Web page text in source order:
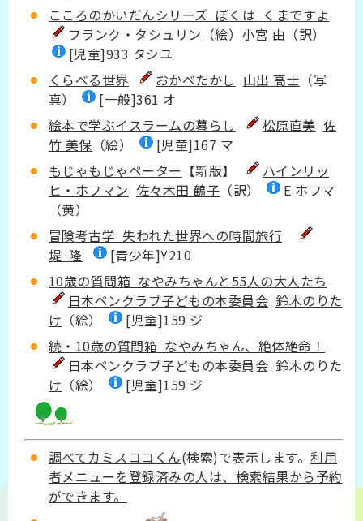
こころのかいだんシリーズ ぼくは くまですよ
フランク・タシュリン （絵） 小宮 由 （訳）
[児童]933 タシユ
くらべる世界
おかべたかし 山出 高士 （写
真）
[一般]361 オ
絵本で学ぶイスラームの暮らし
松原直美 佐
竹 美保 （絵）
[児童]167 マ
もじゃもじゃペーター 【新版】
ハインリッ
ヒ・ホフマン 佐々木田 鶴子 （訳）
E ホフマ
（黄）
冒険考古学 失われた世界への時間旅行
堤 隆
[青少年]Y210
10歳の質問箱 なやみちゃんと55人の大人たち
日本ペンクラブ子どもの本委員会 鈴木のりた
け （絵）
[児童]159 ジ
続・10歳の質問箱 なやみちゃん、絶体絶命！
日本ペンクラブ子どもの本委員会 鈴木のりた
け （絵） [児童]159 ジ
調べてカミスココくん(検索)で表示します。利用
者メニューを登録済みの人は、検索結果から予約
ができます。